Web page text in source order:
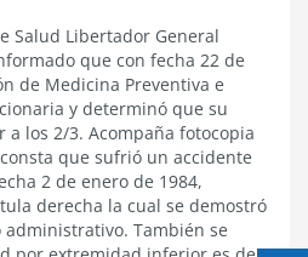
Salud Libertador General
que con fecha 22 de
de Medicina Preventiva e
y determinó que su
los 2/3. Acompaña fotocopia
que sufrió un accidente
2 de enero de 1984,
derecha la cual se demostró
También se